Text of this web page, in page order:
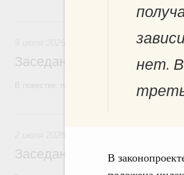
нет.
В
9
Заседание
В повестке: проекты федеральных
Заседание